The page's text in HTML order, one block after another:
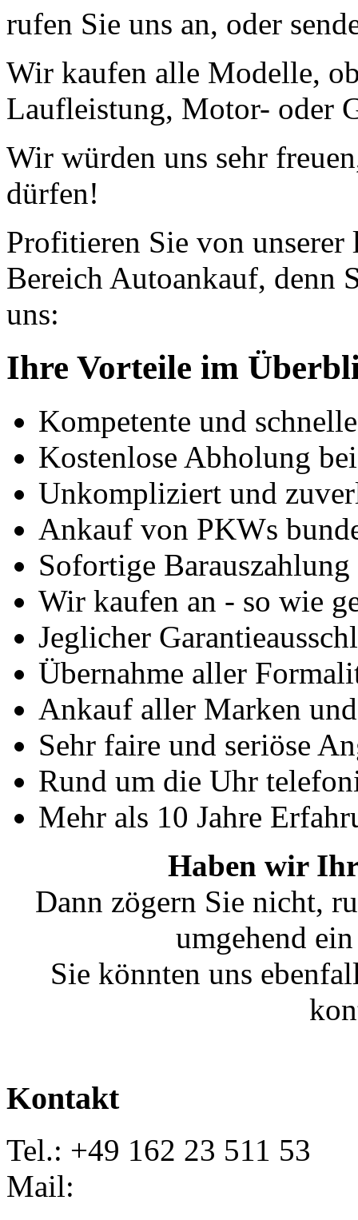
rufen Sie uns an, oder
Wir kaufen alle Modelle,
Laufleistung, Motor- oder
Wir würden uns sehr
dürfen!
Profitieren Sie von
Bereich Autoankauf, denn
uns:
Ihre Vorteile im
Kompetente und
Kostenlose Abholung
Unkompliziert und
Ankauf von PKWs
Sofortige
Wir kaufen an - so wie
Jeglicher
Übernahme aller
Ankauf aller Marken
Sehr faire und seriöse
Rund um die Uhr
Mehr als 10 Jahre
Haben wir Ihr
Dann zögern Sie nicht,
umgehend
Sie könnten uns
Kontakt
Tel.: +49 162 23 511 53
Mail: